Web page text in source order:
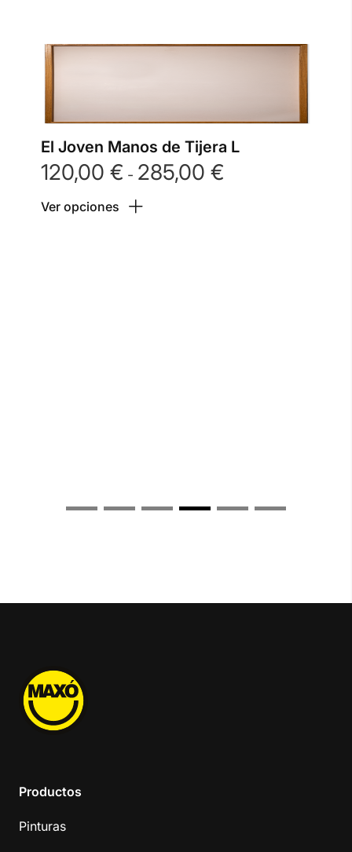
El Joven Manos de Tijera L
120,00 € - 285,00 €
Ver opciones
Productos
Pinturas